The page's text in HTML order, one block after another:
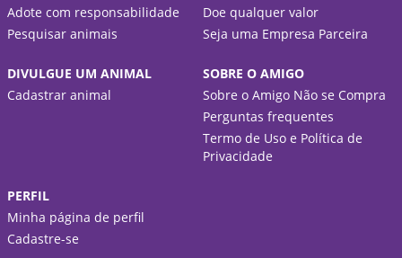
Adote com responsabilidade
Pesquisar animais
Doe qualquer valor
Seja uma Empresa Parceira
DIVULGUE UM ANIMAL
Cadastrar animal
SOBRE O AMIGO
Sobre o Amigo Não se Compra
Perguntas frequentes
Termo de Uso e Política de
Privacidade
PERFIL
Minha página de perfil
Cadastre-se